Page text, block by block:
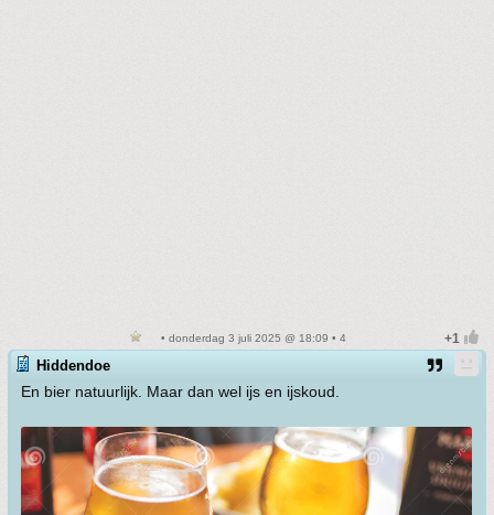
• donderdag 3 juli 2025 @ 18:09 • 4
Hiddendoe
En bier natuurlijk. Maar dan wel ijs en ijskoud.